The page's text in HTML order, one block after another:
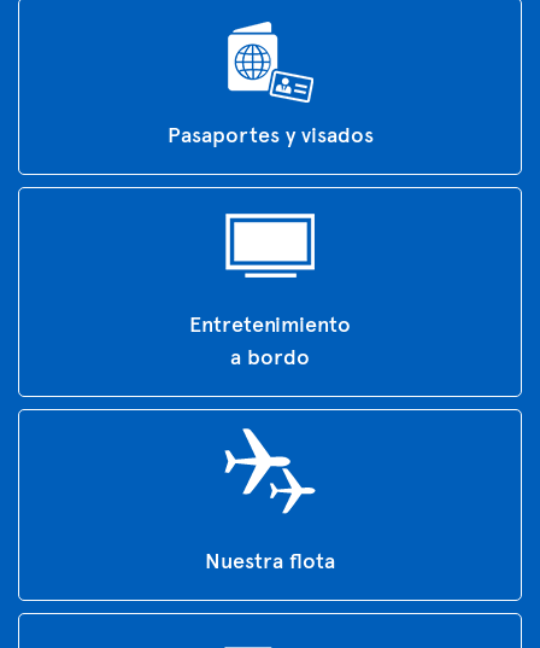
Pasaportes y visados
Entretenimiento
a bordo
Nuestra flota